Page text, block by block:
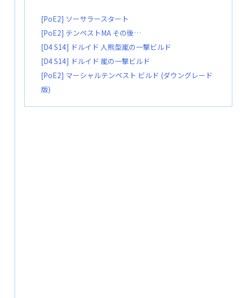
[PoE2] ソーサラースタート
[PoE2] テンペストMA その後…
[D4 S14] ドルイド 人熊型嵐の一撃ビルド
[D4 S14] ドルイド 嵐の一撃ビルド
[PoE2] マーシャルテンペスト ビルド (ダウングレード
版)